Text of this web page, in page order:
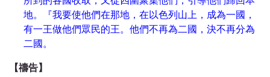
地。『我要使他們在那地，在以色列山上，成為一國，
有一王做他們眾民的王。他們不再為二國，決不再分為
二國。
【禱告】